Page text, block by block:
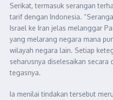
Serikat, termasuk serangan
tarif dengan Indonesia.
Israel ke Iran jelas melanggar
yang melarang negara mana
wilayah negara lain. Setiap
seharusnya diselesaikan secara
tegasnya.
Ia menilai tindakan tersebut